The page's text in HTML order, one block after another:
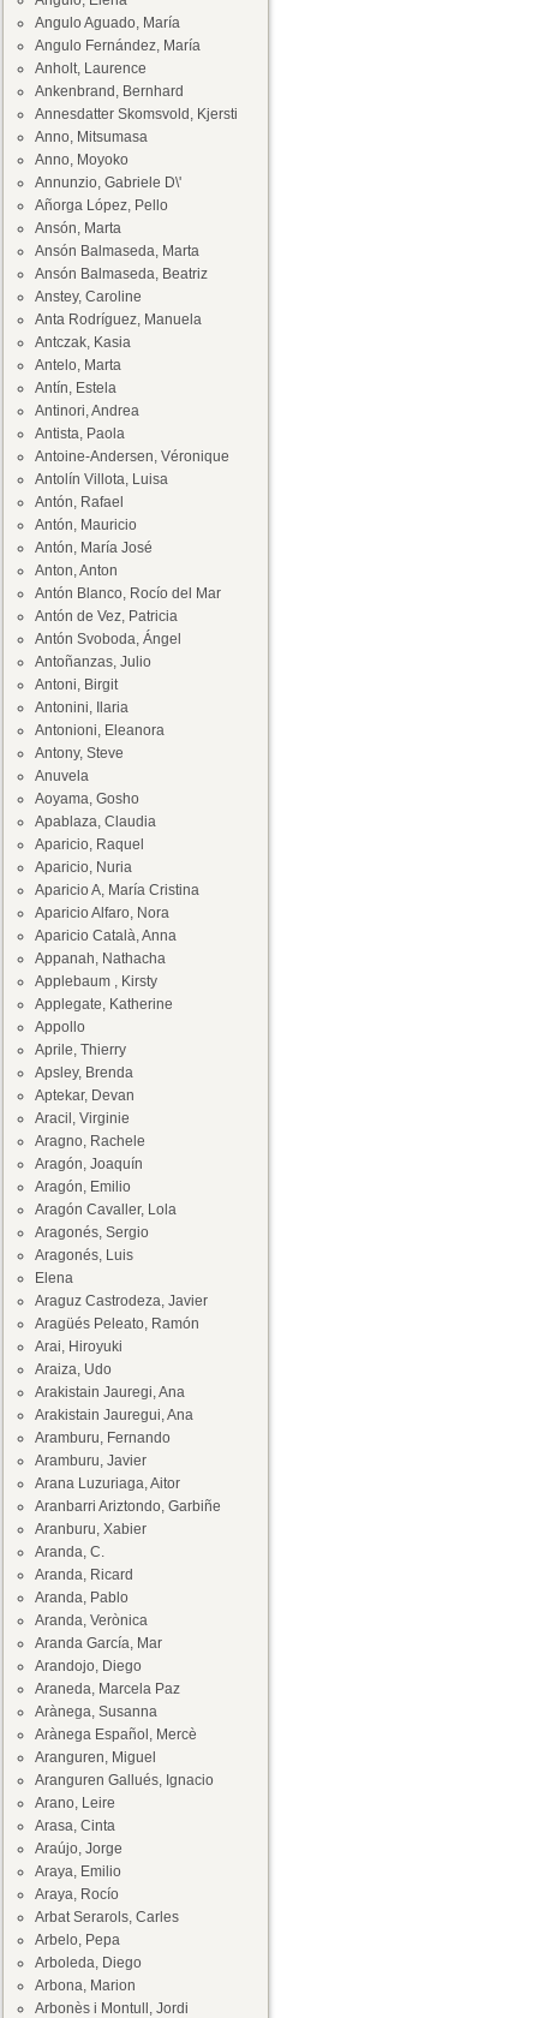
Angulo Aguado, María
Angulo Fernández, María
Anholt, Laurence
Ankenbrand, Bernhard
Annesdatter Skomsvold, Kjersti
Anno, Mitsumasa
Anno, Moyoko
Annunzio, Gabriele D\'
Añorga López, Pello
Ansón, Marta
Ansón Balmaseda, Marta
Ansón Balmaseda, Beatriz
Anstey, Caroline
Anta Rodríguez, Manuela
Antczak, Kasia
Antelo, Marta
Antín, Estela
Antinori, Andrea
Antista, Paola
Antoine-Andersen, Véronique
Antolín Villota, Luisa
Antón, Rafael
Antón, Mauricio
Antón, María José
Anton, Anton
Antón Blanco, Rocío del Mar
Antón de Vez, Patricia
Antón Svoboda, Ángel
Antoñanzas, Julio
Antoni, Birgit
Antonini, Ilaria
Antonioni, Eleanora
Antony, Steve
Anuvela
Aoyama, Gosho
Apablaza, Claudia
Aparicio, Raquel
Aparicio, Nuria
Aparicio A, María Cristina
Aparicio Alfaro, Nora
Aparicio Català, Anna
Appanah, Nathacha
Applebaum , Kirsty
Applegate, Katherine
Appollo
Aprile, Thierry
Apsley, Brenda
Aptekar, Devan
Aracil, Virginie
Aragno, Rachele
Aragón, Joaquín
Aragón, Emilio
Aragón Cavaller, Lola
Aragonés, Sergio
Aragonés, Luis
Elena
Araguz Castrodeza, Javier
Aragüés Peleato, Ramón
Arai, Hiroyuki
Araiza, Udo
Arakistain Jauregi, Ana
Arakistain Jauregui, Ana
Aramburu, Fernando
Aramburu, Javier
Arana Luzuriaga, Aitor
Aranbarri Ariztondo, Garbiñe
Aranburu, Xabier
Aranda, C.
Aranda, Ricard
Aranda, Pablo
Aranda, Verònica
Aranda García, Mar
Arandojo, Diego
Araneda, Marcela Paz
Arànega, Susanna
Arànega Español, Mercè
Aranguren, Miguel
Aranguren Gallués, Ignacio
Arano, Leire
Arasa, Cinta
Araújo, Jorge
Araya, Emilio
Araya, Rocío
Arbat Serarols, Carles
Arbelo, Pepa
Arboleda, Diego
Arbona, Marion
Arbonès i Montull, Jordi